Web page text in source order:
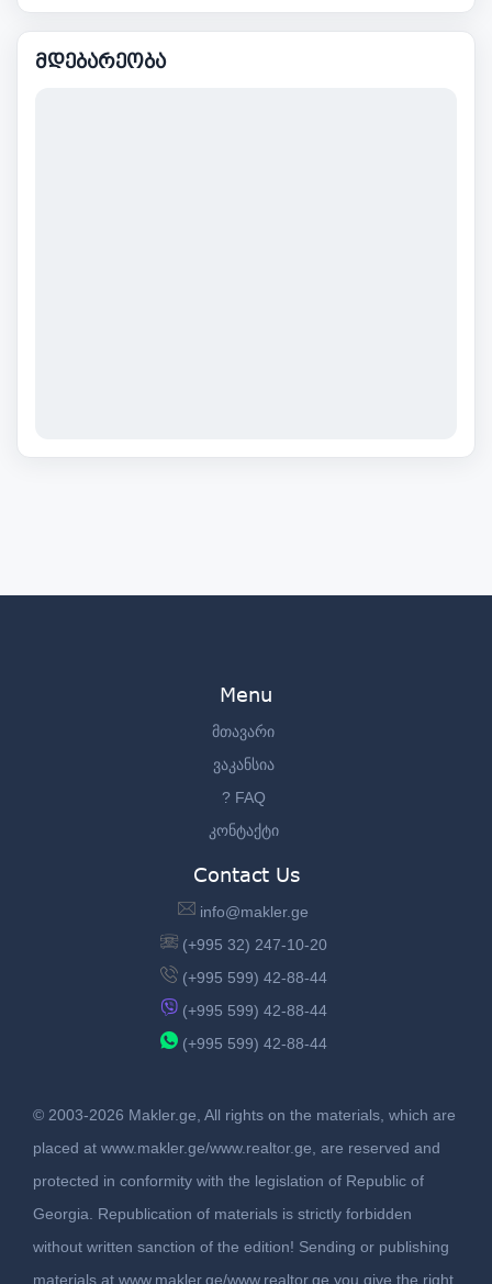
მდებარეობა
Menu
მთავარი
ვაკანსია
? FAQ
კონტაქტი
Contact Us
info@makler.ge
(+995 32) 247-10-20
(+995 599) 42-88-44
(+995 599) 42-88-44
(+995 599) 42-88-44
© 2003-2026 Makler.ge, All rights on the materials, which are
placed at www.makler.ge/www.realtor.ge, are reserved and
protected in conformity with the legislation of Republic of
Georgia. Republication of materials is strictly forbidden
without written sanction of the edition! Sending or publishing
materials at www.makler.ge/www.realtor.ge you give the right